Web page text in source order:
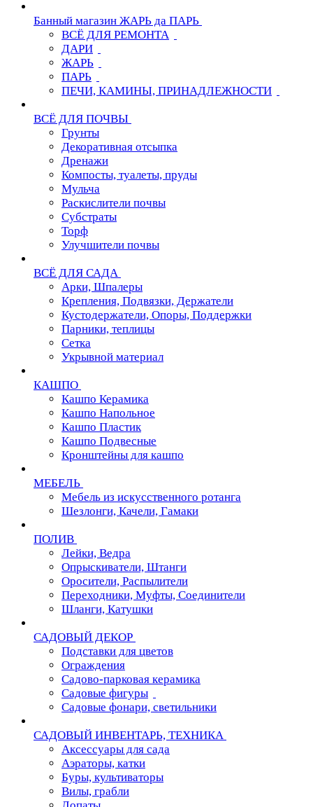
Банный магазин ЖАРЬ да ПАРЬ
ВСЁ ДЛЯ РЕМОНТА
ДАРИ
ЖАРЬ
ПАРЬ
ПЕЧИ, КАМИНЫ, ПРИНАДЛЕЖНОСТИ
ВСЁ ДЛЯ ПОЧВЫ
Грунты
Декоративная отсыпка
Дренажи
Компосты, туалеты, пруды
Мульча
Раскислители почвы
Субстраты
Торф
Улучшители почвы
ВСЁ ДЛЯ САДА
Арки, Шпалеры
Крепления, Подвязки, Держатели
Кустодержатели, Опоры, Поддержки
Парники, теплицы
Сетка
Укрывной материал
КАШПО
Кашпо Керамика
Кашпо Напольное
Кашпо Пластик
Кашпо Подвесные
Кронштейны для кашпо
МЕБЕЛЬ
Мебель из искусственного ротанга
Шезлонги, Качели, Гамаки
ПОЛИВ
Лейки, Ведра
Опрыскиватели, Штанги
Оросители, Распылители
Переходники, Муфты, Соединители
Шланги, Катушки
САДОВЫЙ ДЕКОР
Подставки для цветов
Ограждения
Садово-парковая керамика
Садовые фигуры
Садовые фонари, светильники
САДОВЫЙ ИНВЕНТАРЬ, ТЕХНИКА
Аксессуары для сада
Аэраторы, катки
Буры, культиваторы
Вилы, грабли